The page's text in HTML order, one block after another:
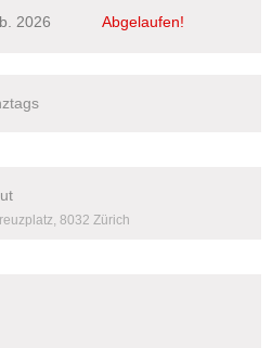
2026 Abgelaufen!
8032 Zürich